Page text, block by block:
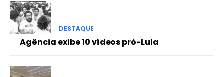
DESTAQUE
Agência exibe 10 vídeos pró-Lula